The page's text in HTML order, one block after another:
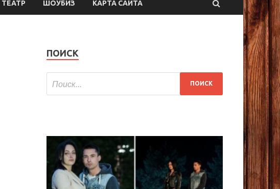
ТЕАТР ШОУБИЗ КАРТА САЙТА
ПОИСК